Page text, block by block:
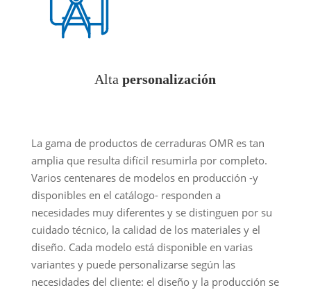
Altapersonalización
La gama de productos de cerraduras OMR es tan
amplia que resulta difícil resumirla por completo.
Varios centenares de modelos en producción -y
disponibles en el catálogo- responden a
necesidades muy diferentes y se distinguen por su
cuidado técnico, la calidad de los materiales y el
diseño. Cada modelo está disponible en varias
variantes y puede personalizarse según las
necesidades del cliente: el diseño y la producción se